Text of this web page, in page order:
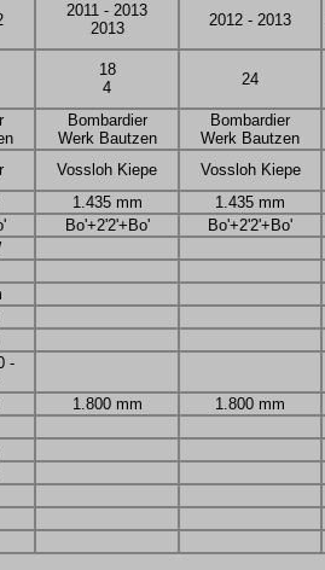
2011 - 2013
2013
2012 - 2013
18
4
24
Bombardier
Werk Bautzen
Bombardier
Werk Bautzen
Vossloh Kiepe
Vossloh Kiepe
1.435 mm 1.435 mm
Bo'+2'2'+Bo' Bo'+2'2'+Bo'
-
1.800 mm 1.800 mm